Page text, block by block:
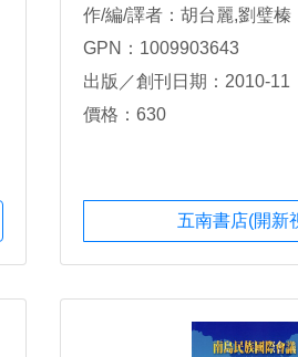
作/編/譯者：胡台麗,劉璧榛
GPN：1009903643
出版／創刊日期：2010-11
價格：630
五南書店(開新